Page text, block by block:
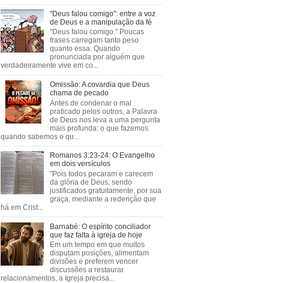
"Deus falou comigo": entre a voz
de Deus e a manipulação da fé
"Deus falou comigo." Poucas
frases carregam tanto peso
quanto essa. Quando
pronunciada por alguém que
verdadeiramente vive em co...
Omissão: A covardia que Deus
chama de pecado
Antes de condenar o mal
praticado pelos outros, a Palavra
de Deus nos leva a uma pergunta
mais profunda: o que fazemos
quando sabemos o qu...
Romanos 3:23-24: O Evangelho
em dois versículos
"Pois todos pecaram e carecem
da glória de Deus, sendo
justificados gratuitamente, por sua
graça, mediante a redenção que
há em Crist...
Barnabé: O espírito conciliador
que faz falta à igreja de hoje
Em um tempo em que muitos
disputam posições, alimentam
divisões e preferem vencer
discussões a restaurar
relacionamentos, a Igreja precisa...